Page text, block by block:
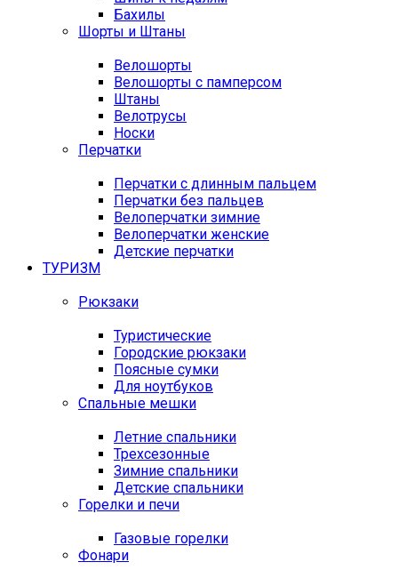
Бахилы
Шорты и Штаны
Велошорты
Велошорты с памперсом
Штаны
Велотрусы
Носки
Перчатки
Перчатки с длинным пальцем
Перчатки без пальцев
Велоперчатки зимние
Велоперчатки женские
Детские перчатки
ТУРИЗМ
Рюкзаки
Туристические
Городские рюкзаки
Поясные сумки
Для ноутбуков
Спальные мешки
Летние спальники
Трехсезонные
Зимние спальники
Детские спальники
Горелки и печи
Газовые горелки
Фонари